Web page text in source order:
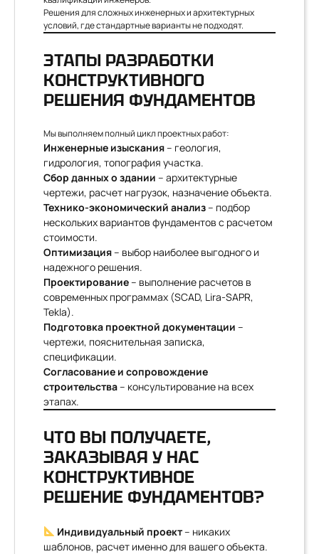
Решения для сложных инженерных и архитектурных
условий, где стандартные варианты не подходят.
ЭТАПЫ РАЗРАБОТКИ
КОНСТРУКТИВНОГО
РЕШЕНИЯ ФУНДАМЕНТОВ
Мы выполняем полный цикл проектных работ:
Инженерные изыскания– геология,
гидрология, топография участка.
Сбор данных о здании – архитектурные
чертежи, расчет нагрузок, назначение объекта.
Технико-экономический анализ– подбор
нескольких вариантов фундаментов с расчетом
стоимости.
Оптимизация– выбор наиболее выгодного и
надежного решения.
Проектирование– выполнение расчетов в
современных программах (SCAD, Lira-SAPR,
Tekla).
Подготовка проектной документации –
чертежи, пояснительная записка,
спецификации.
Согласование и сопровождение
строительства– консультирование на всех
этапах.
ЧТО ВЫ ПОЛУЧАЕТЕ,
ЗАКАЗЫВАЯ У НАС
КОНСТРУКТИВНОЕ
РЕШЕНИЕ ФУНДАМЕНТОВ?
Индивидуальный проект– никаких
шаблонов, расчет именно для вашего объекта.